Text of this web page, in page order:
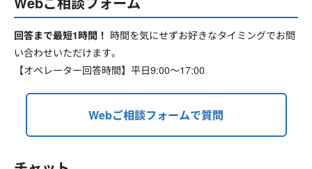
回答まで最短1時間！ 時間を気にせずお好きなタイミングでお問
い合わせいただけます。
【オペレーター回答時間】平日9:00～17:00
Webご相談フォームで質問